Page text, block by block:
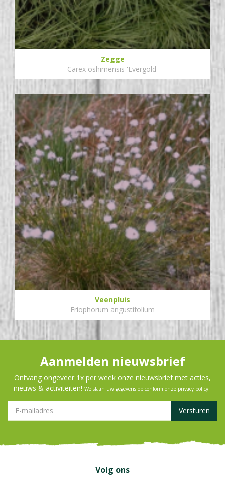
Zegge
Carex oshimensis 'Evergold'
Veenpluis
Eriophorum angustifolium
Aanmelden nieuwsbrief
Ontvang ongeveer 1x per week onze nieuwsbrief met acties,
nieuws & activiteiten! We slaan uw gegevens op conform onze privacy policy.
Volg ons